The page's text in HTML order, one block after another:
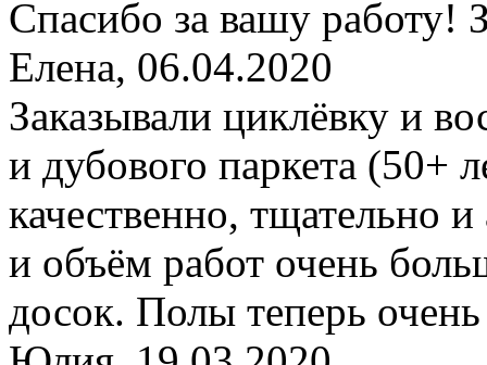
Спасибо за вашу работу!
Елена, 06.04.2020
Заказывали циклёвку и
и дубового паркета (50+
качественно, тщательно
и объём работ очень
досок. Полы теперь